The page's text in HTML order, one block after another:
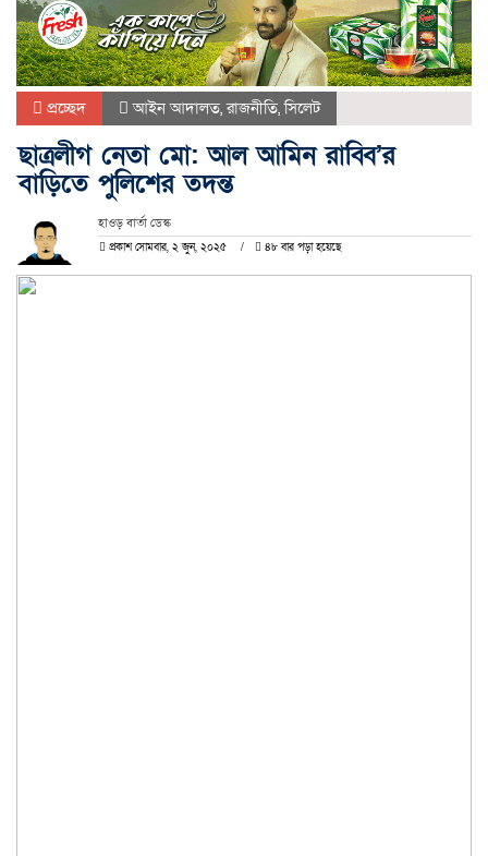
প্রচ্ছেদ আইন আদালত,রাজনীতি,সিলেট
ছাত্রলীগ নেতা মো: আল আমিন রাব্বি’র
বাড়িতে পুলিশের তদন্ত
হাওড় বার্তা ডেস্ক
প্রকাশ সোমবার, ২ জুন, ২০২৫ ৪৮ বার পড়া হয়েছে